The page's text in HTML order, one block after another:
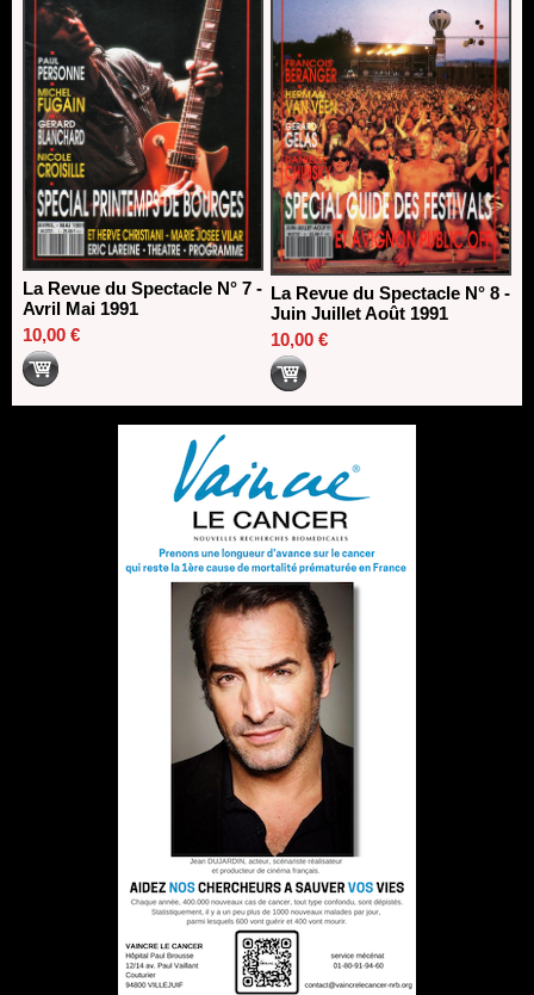
La Revue du Spectacle N° 7 -
Avril Mai 1991
10,00 €
La Revue du Spectacle N° 8 -
Juin Juillet Août 1991
10,00 €